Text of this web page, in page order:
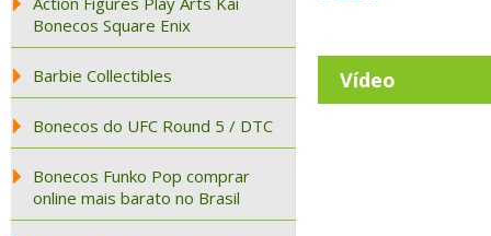
Bonecos Square Enix
Barbie Collectibles
Bonecos do UFC Round 5 / DTC
Bonecos Funko Pop comprar
online mais barato no Brasil
Vídeo